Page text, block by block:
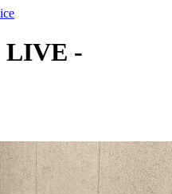
LIVE -